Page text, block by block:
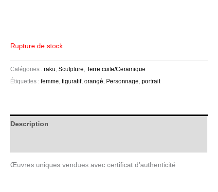
Rupture de stock
Catégories :raku,Sculpture,Terre cuite/Ceramique
Étiquettes :femme,figuratif,orangé, Personnage,portrait
Description
Œuvres uniques vendues avec certificat d’authenticité